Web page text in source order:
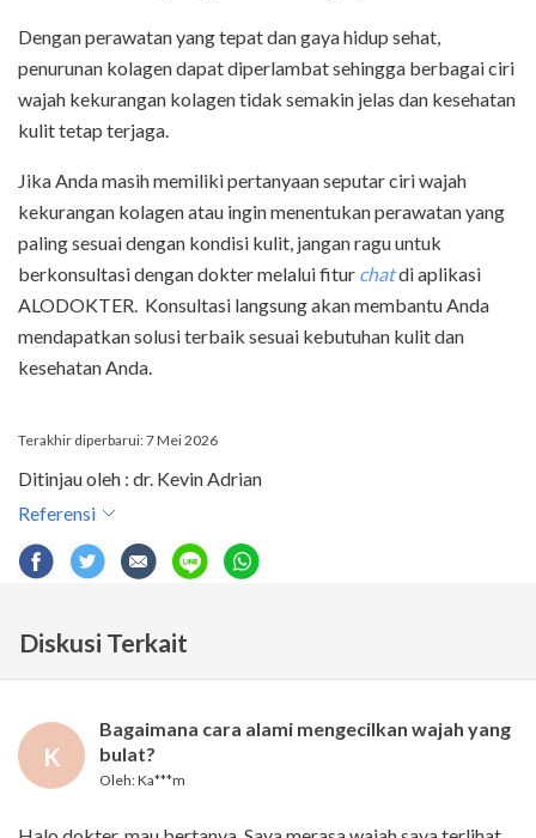
Dengan perawatan yang tepat dan gaya hidup sehat,
penurunan kolagen dapat diperlambat sehingga berbagai ciri
wajah kekurangan kolagen tidak semakin jelas dan kesehatan
kulit tetap terjaga.
Jika Anda masih memiliki pertanyaan seputar ciri wajah
kekurangan kolagen atau ingin menentukan perawatan yang
paling sesuai dengan kondisi kulit, jangan ragu untuk
berkonsultasi dengan dokter melalui fitur chatdi aplikasi
ALODOKTER. Konsultasi langsung akan membantu Anda
mendapatkan solusi terbaik sesuai kebutuhan kulit dan
kesehatan Anda.
Terakhir diperbarui: 7 Mei 2026